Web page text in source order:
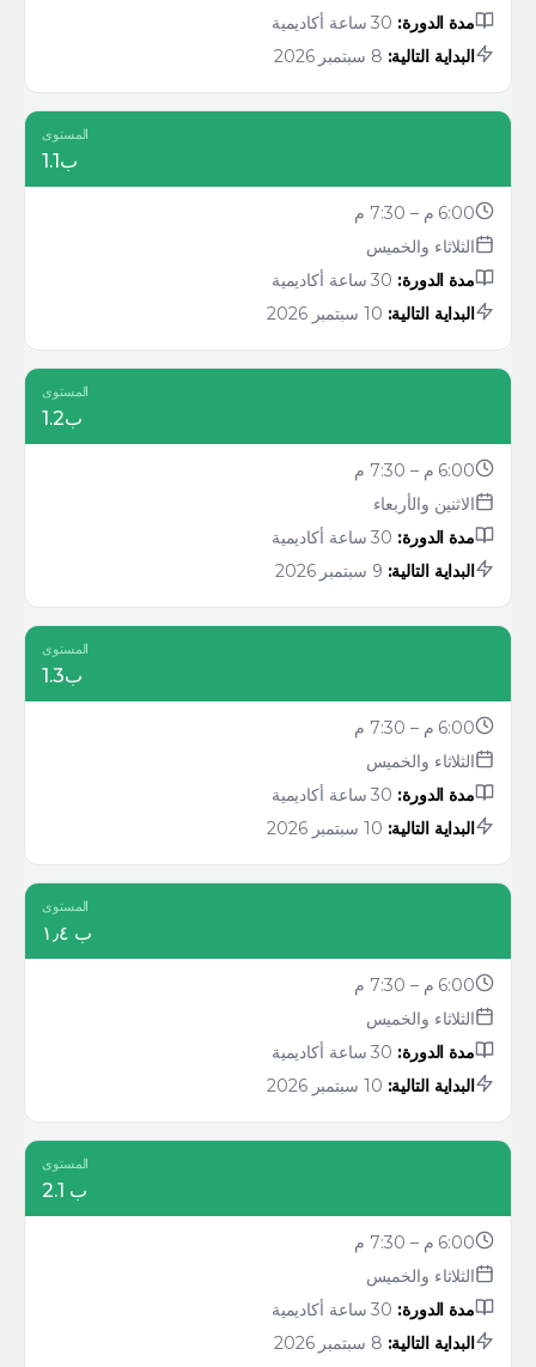
مدة الدورة:
البداية التالية:
المستوى
ب1.1
6:00 م – 7:30 م
الثلاثاء والخميس
مدة الدورة:
البداية التالية:
المستوى
ب1.2
6:00 م – 7:30 م
الاثنين والأربعاء
مدة الدورة:
البداية التالية:
المستوى
ب1.3
6:00 م – 7:30 م
الثلاثاء والخميس
مدة الدورة:
البداية التالية:
المستوى
ب ١٫٤
6:00 م – 7:30 م
الثلاثاء والخميس
مدة الدورة:
البداية التالية:
المستوى
ب 2.1
6:00 م – 7:30 م
الثلاثاء والخميس
مدة الدورة:
البداية التالية: